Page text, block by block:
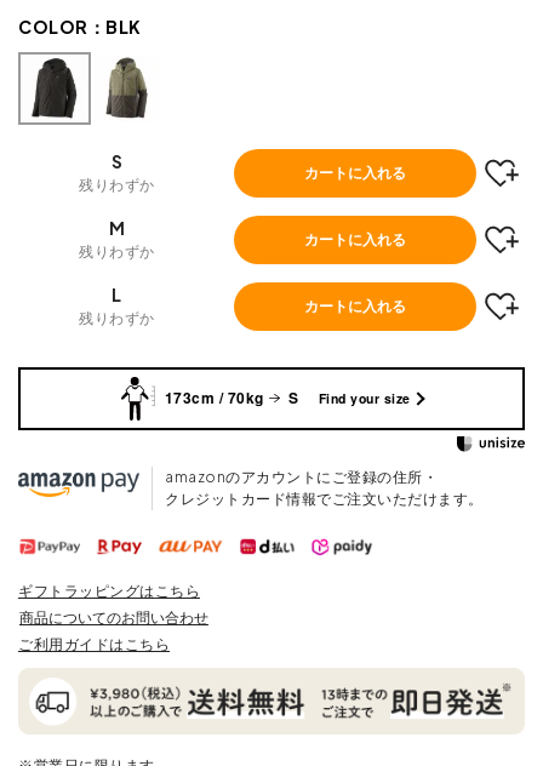
COLOR： BLK
S
残りわずか
カートに入れる
M
残りわずか
カートに入れる
L
残りわずか
カートに入れる
173cm / 70kg S Find your size
amazonのアカウントにご登録の住所・
クレジットカード情報でご注文いただけます。
ギフトラッピングはこちら
商品についてのお問い合わせ
ご利用ガイドはこちら